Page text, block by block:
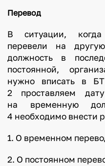
Перевод
В ситуации,
перевели на
должность в
постоянной,
нужно вписать в
2 проставляем
на временную
4 необходимо внести
1. О временном
2. О постоянном